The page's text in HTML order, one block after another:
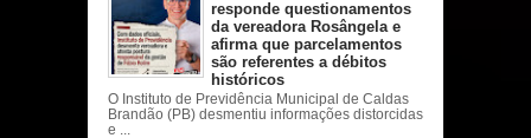
responde questionamentos
da vereadora Rosângela e
afirma que parcelamentos
são referentes a débitos
históricos
O Instituto de Previdência Municipal de Caldas
Brandão (PB) desmentiu informações distorcidas
e ...